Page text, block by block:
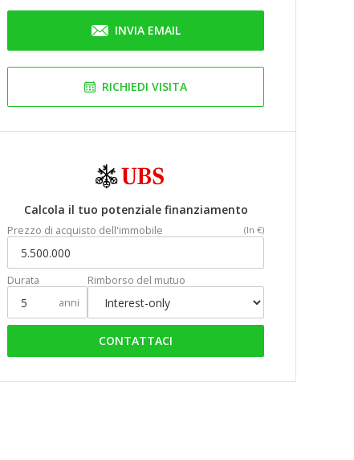
INVIA EMAIL
RICHIEDI VISITA
Calcola il tuo potenziale finanziamento
Prezzo di acquisto dell'immobile (In €)
Durata
anni
Rimborso del mutuo
CONTATTACI